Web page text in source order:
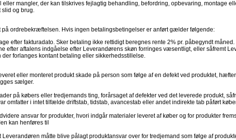
mangler, der kan tilskrives fejlagtig behandling, befordring, opbevaring, montage
og brug.
på ordrebekræftelsen. Hvis ingen betalingsbetingelser er anført gælder følgende:
efter fakturadato. Sker betaling ikke rettidigt beregnes rente 2% pr. påbegyndt måned.
efter aftalens indgåelse efter Leverandørens skøn forringes væsentligt, eller såfremt
der forlanges kontant betaling eller sikkerhedsstillelse.
eller monteret produkt skade på person som følge af en defekt ved produktet,
sælger.
på købers eller tredjemands ting, forårsaget af defekter ved det leverede produkt,
omfatter i intet tilfælde driftstab, tidstab, avancestab eller andet indirekte tab påført
ansvar for produkter, hvori indgår materialer leveret af køber og for produkter
kan henføres til
Leverandøren måtte blive pålagt produktansvar over for tredjemand som følge af